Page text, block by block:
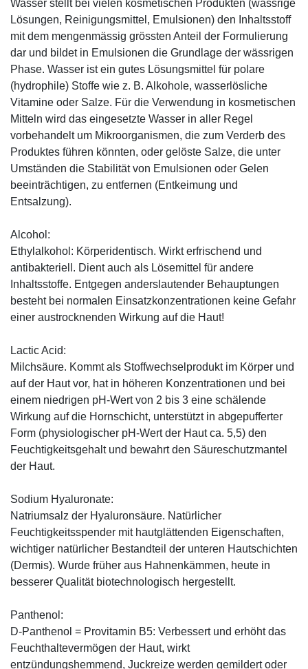
Wasser stellt bei vielen kosmetischen Produkten (wässrige
Lösungen, Reinigungsmittel, Emulsionen) den Inhaltsstoff
mit dem mengenmässig grössten Anteil der Formulierung
dar und bildet in Emulsionen die Grundlage der wässrigen
Phase. Wasser ist ein gutes Lösungsmittel für polare
(hydrophile) Stoffe wie z. B. Alkohole, wasserlösliche
Vitamine oder Salze. Für die Verwendung in kosmetischen
Mitteln wird das eingesetzte Wasser in aller Regel
vorbehandelt um Mikroorganismen, die zum Verderb des
Produktes führen könnten, oder gelöste Salze, die unter
Umständen die Stabilität von Emulsionen oder Gelen
beeinträchtigen, zu entfernen (Entkeimung und
Entsalzung).
Alcohol:
Ethylalkohol: Körperidentisch. Wirkt erfrischend und
antibakteriell. Dient auch als Lösemittel für andere
Inhaltsstoffe. Entgegen anderslautender Behauptungen
besteht bei normalen Einsatzkonzentrationen keine Gefahr
einer austrocknenden Wirkung auf die Haut!
Lactic Acid:
Milchsäure. Kommt als Stoffwechselprodukt im Körper und
auf der Haut vor, hat in höheren Konzentrationen und bei
einem niedrigen pH-Wert von 2 bis 3 eine schälende
Wirkung auf die Hornschicht, unterstützt in abgepufferter
Form (physiologischer pH-Wert der Haut ca. 5,5) den
Feuchtigkeitsgehalt und bewahrt den Säureschutzmantel
der Haut.
Sodium Hyaluronate:
Natriumsalz der Hyaluronsäure. Natürlicher
Feuchtigkeitsspender mit hautglättenden Eigenschaften,
wichtiger natürlicher Bestandteil der unteren Hautschichten
(Dermis). Wurde früher aus Hahnenkämmen, heute in
besserer Qualität biotechnologisch hergestellt.
Panthenol:
D-Panthenol = Provitamin B5: Verbessert und erhöht das
Feuchthaltevermögen der Haut, wirkt
entzündungshemmend, Juckreize werden gemildert oder